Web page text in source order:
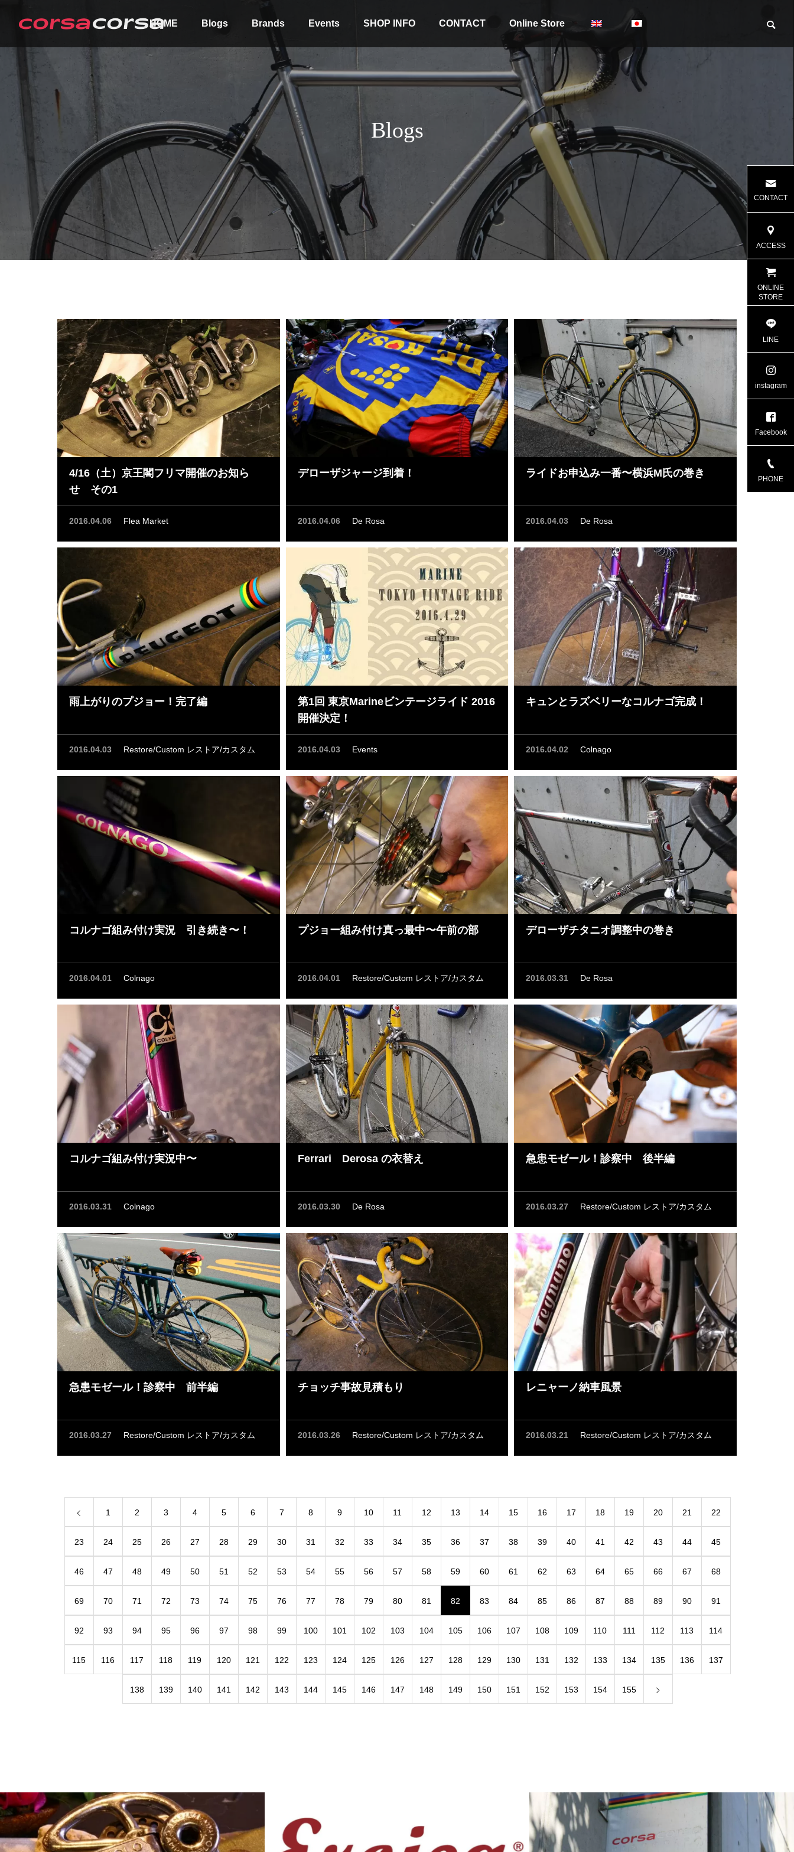
HOME Blogs Brands Events SHOP INFO CONTACT Online Store
Order Stock coming soon
Blogs
4/16（土）京王閣フリマ開催のお知ら
せ その1
2016.04.06 Flea Market
デローザジャージ到着！
2016.04.06 De Rosa
ライドお申込み一番〜横浜M氏の巻き
2016.04.03 De Rosa
雨上がりのプジョー！完了編
2016.04.03 Restore/Custom レストア/カスタム
第1回 東京Marineビンテージライド 2016
開催決定！
2016.04.03 Events
キュンとラズベリーなコルナゴ完成！
2016.04.02 Colnago
コルナゴ組み付け実況 引き続き〜！
2016.04.01 Colnago
プジョー組み付け真っ最中〜午前の部
2016.04.01 Restore/Custom レストア/カスタム
デローザチタニオ調整中の巻き
2016.03.31 De Rosa
コルナゴ組み付け実況中〜
2016.03.31 Colnago
Ferrari Derosa の衣替え
2016.03.30 De Rosa
急患モゼール！診察中 後半編
2016.03.27 Restore/Custom レストア/カスタム
急患モゼール！診察中 前半編
2016.03.27 Restore/Custom レストア/カスタム
チョッチ事故見積もり
2016.03.26 Restore/Custom レストア/カスタム
レニャーノ納車風景
2016.03.21 Restore/Custom レストア/カスタム
1 2 3 4 5 6 7 8 9 10 11 12 13 14 15 16 17 18 19 20 21 22
23 24 25 26 27 28 29 30 31 32 33 34 35 36 37 38 39 40 41 42 43 44 45
46 47 48 49 50 51 52 53 54 55 56 57 58 59 60 61 62 63 64 65 66 67 68
69 70 71 72 73 74 75 76 77 78 79 80 81 82 83 84 85 86 87 88 89 90 91
92 93 94 95 96 97 98 99 100 101 102 103 104 105 106 107 108 109 110 111 112 113 114
115 116 117 118 119 120 121 122 123 124 125 126 127 128 129 130 131 132 133 134 135 136 137
138 139 140 141 142 143 144 145 146 147 148 149 150 151 152 153 154 155
CONTACT
ACCESS
ONLINE
STORE
LINE
instagram
Facebook
PHONE